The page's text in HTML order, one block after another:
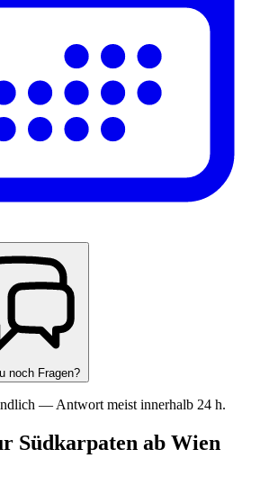
noch Fragen?
— Antwort meist innerhalb 24 h.
Südkarpaten ab Wien